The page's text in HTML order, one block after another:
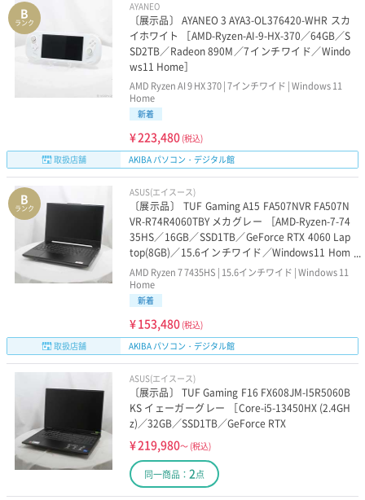
B
ランク
AYANEO
〔展示品〕 AYANEO 3 AYA3-OL376420-WHR スカ
イホワイト ［AMD-Ryzen-AI-9-HX-370／64GB／S
SD2TB／Radeon 890M／7インチワイド／Windo
ws11 Home］
AMD Ryzen AI 9 HX 370 | 7インチワイド | Windows 11
Home
新着
¥223,480 (税込)
取扱店舗
AKIBA パソコン・デジタル館
B
ランク
ASUS(エイスース)
〔展示品〕 TUF Gaming A15 FA507NVR FA507N
VR-R74R4060TBY メカグレー ［AMD-Ryzen-7-74
35HS／16GB／SSD1TB／GeForce RTX 4060 Lap
top(8GB)／15.6インチワイド／Windows11 Hom
e］
AMD Ryzen 7 7435HS | 15.6インチワイド | Windows 11
Home
新着
¥153,480 (税込)
取扱店舗
AKIBA パソコン・デジタル館
ASUS(エイスース)
〔展示品〕 TUF Gaming F16 FX608JM-I5R5060B
KS イェーガーグレー ［Core-i5-13450HX (2.4GH
z)／32GB／SSD1TB／GeForce RTX
¥219,980～ (税込)
同一商品： 2点